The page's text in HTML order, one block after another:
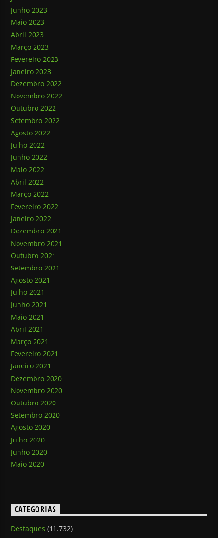
Junho 2023
Maio 2023
Abril 2023
Março 2023
Fevereiro 2023
Janeiro 2023
Dezembro 2022
Novembro 2022
Outubro 2022
Setembro 2022
Agosto 2022
Julho 2022
Junho 2022
Maio 2022
Abril 2022
Março 2022
Fevereiro 2022
Janeiro 2022
Dezembro 2021
Novembro 2021
Outubro 2021
Setembro 2021
Agosto 2021
Julho 2021
Junho 2021
Maio 2021
Abril 2021
Março 2021
Fevereiro 2021
Janeiro 2021
Dezembro 2020
Novembro 2020
Outubro 2020
Setembro 2020
Agosto 2020
Julho 2020
Junho 2020
Maio 2020
CATEGORIAS
Destaques (11.732)